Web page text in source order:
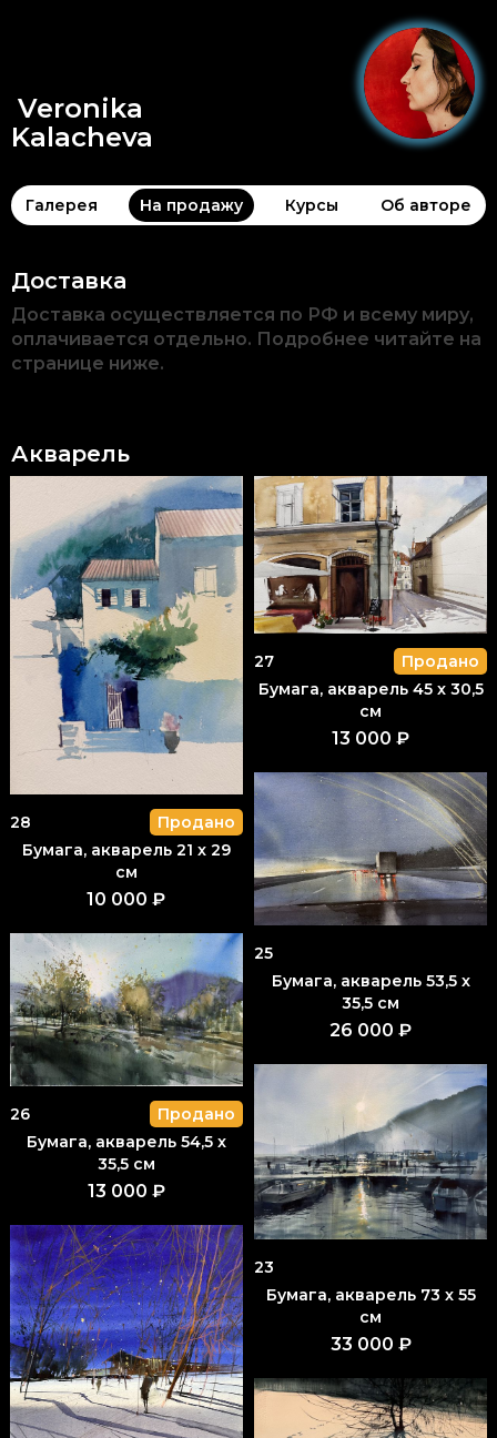
Veronika
Kalacheva
Галерея На продажу Курсы Об авторе
Доставка
Доставка осуществляется по РФ и всему миру,
оплачивается отдельно. Подробнее читайте на
странице ниже.
Акварель
28
Продано
Бумага, акварель 21 x 29
см
10 000 ₽
26
Продано
Бумага, акварель 54,5 x
35,5 см
13 000 ₽
27
Продано
Бумага, акварель 45 x 30,5
см
13 000 ₽
25
Бумага, акварель 53,5 x
35,5 см
26 000 ₽
23
Бумага, акварель 73 x 55
см
33 000 ₽